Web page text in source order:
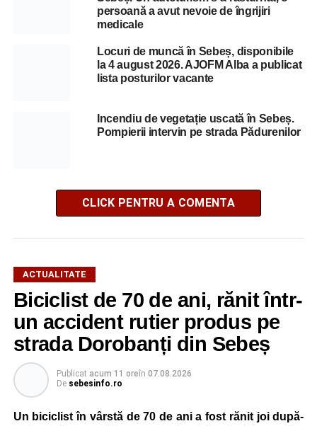
persoană a avut nevoie de îngrijiri
medicale
Locuri de muncă în Sebeș, disponibile
la 4 august 2026. AJOFM Alba a publicat
lista posturilor vacante
Incendiu de vegetație uscată în Sebeș.
Pompierii intervin pe strada Pădurenilor
CLICK PENTRU A COMENTA
ACTUALITATE
Biciclist de 70 de ani, rănit într-
un accident rutier produs pe
strada Dorobanți din Sebeș
Publicat acum 11 oreîn 07.08.2026
De sebesinfo.ro
Un biciclist în vârstă de 70 de ani a fost rănit joi după-